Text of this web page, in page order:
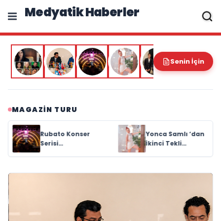
Medyatik Haberler
Senin İçin
MAGAZIN TURU
Yonca Samlı ‘dan
İkinci Tekli
“Donacaksın
yayımlandı
RAVANO: “Bodrum
Artık Yeni St.
Tropez Değil,
Referans”